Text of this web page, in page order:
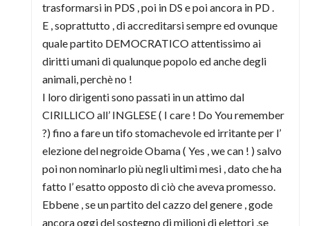
trasformarsi in PDS , poi in DS e poi ancora in PD .
E , soprattutto , di accreditarsi sempre ed ovunque
quale partito DEMOCRATICO attentissimo ai
diritti umani di qualunque popolo ed anche degli
animali, perchè no !
I loro dirigenti sono passati in un attimo dal
CIRILLICO all’ INGLESE ( I care ! Do You remember
?) fino a fare un tifo stomachevole ed irritante per l’
elezione del negroide Obama ( Yes , we can ! ) salvo
poi non nominarlo più negli ultimi mesi , dato che ha
fatto l’ esatto opposto di ciò che aveva promesso.
Ebbene , se un partito del cazzo del genere , gode
ancora oggi del sostegno di milioni di elettori ,se